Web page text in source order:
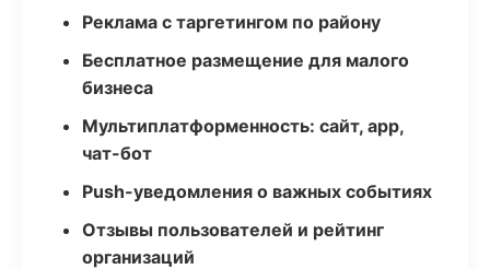
Реклама с таргетингом по району
Бесплатное размещение для малого
бизнеса
Мультиплатформенность: сайт, app,
чат-бот
Push-уведомления о важных событиях
Отзывы пользователей и рейтинг
организаций